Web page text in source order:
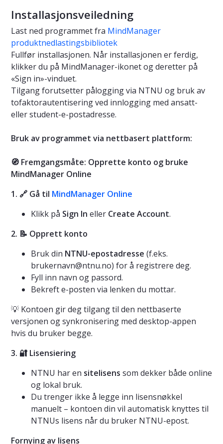
Installasjonsveiledning
Last ned programmet fra MindManager
produktnedlastingsbibliotek
Fullfør installasjonen. Når installasjonen er ferdig,
klikker du på MindManager-ikonet og deretter på
«Sign in»-vinduet.
Tilgang forutsetter pålogging via NTNU og bruk av
tofaktorautentisering ved innlogging med ansatt-
eller student-e-postadresse.
Bruk av programmet via nettbasert plattform:
🧭 Fremgangsmåte: Opprette konto og bruke
MindManager Online
1. 🔗 Gå til MindManager Online
Klikk på Sign In eller Create Account.
2. 📝 Opprett konto
Bruk din NTNU-epostadresse (f.eks.
brukernavn@ntnu.no) for å registrere deg.
Fyll inn navn og passord.
Bekreft e-posten via lenken du mottar.
💡 Kontoen gir deg tilgang til den nettbaserte
versjonen og synkronisering med desktop-appen
hvis du bruker begge.
3. 🔐 Lisensiering
NTNU har en sitelisens som dekker både online
og lokal bruk.
Du trenger ikke å legge inn lisensnøkkel
manuelt – kontoen din vil automatisk knyttes til
NTNUs lisens når du bruker NTNU-epost.
Fornying av lisens